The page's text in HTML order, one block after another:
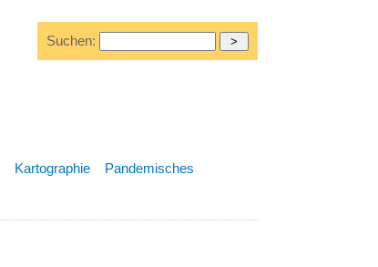
Suchen:
Kartographie
Pandemisches